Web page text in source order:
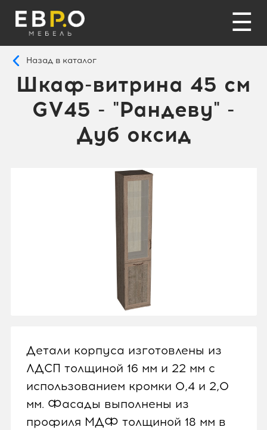
☰
Назад в каталог
Шкаф-витрина 45 см
GV45 - "Рандеву" -
Дуб оксид
Детали корпуса изготовлены из
ЛДСП толщиной 16 мм и 22 мм с
использованием кромки 0,4 и 2,0
мм. Фасады выполнены из
профиля МДФ толщиной 18 мм в